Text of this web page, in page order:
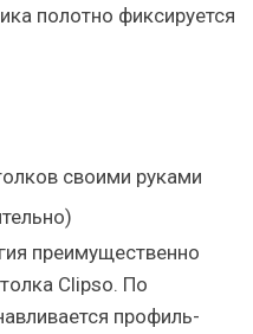
полотно фиксируется
преимущественно
Clipso. По
профиль-